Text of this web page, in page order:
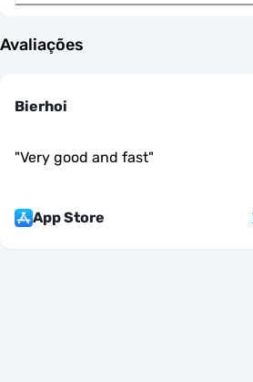
Avaliações
Bierhoi
"Very good and fast"
App Store